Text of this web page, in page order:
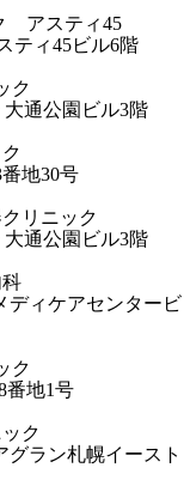
アスティ45
ティ45ビル6階
ク
通公園ビル3階
地30号
リニック
通公園ビル3階
ディケアセンタービ
ク
番地1号
ク
グラン札幌イースト